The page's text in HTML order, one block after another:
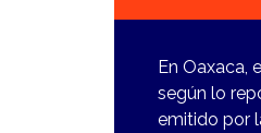
En Oaxaca,
según lo
emitido por